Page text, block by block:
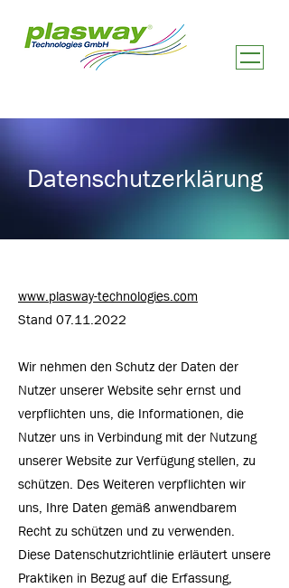
Datenschutzerklärung
www.plasway-technologies.com
Stand 07.11.2022
Wir nehmen den Schutz der Daten der
Nutzer unserer Website sehr ernst und
verpflichten uns, die Informationen, die
Nutzer uns in Verbindung mit der Nutzung
unserer Website zur Verfügung stellen, zu
schützen. Des Weiteren verpflichten wir
uns, Ihre Daten gemäß anwendbarem
Recht zu schützen und zu verwenden.
Diese Datenschutzrichtlinie erläutert unsere
Praktiken in Bezug auf die Erfassung,